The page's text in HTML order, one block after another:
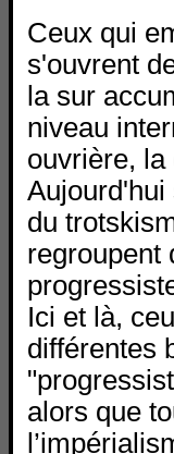
Ceux qui
s'ouvrent
la sur
niveau
ouvrière, la
du
regroupent
Ici et là,
différentes
alors que